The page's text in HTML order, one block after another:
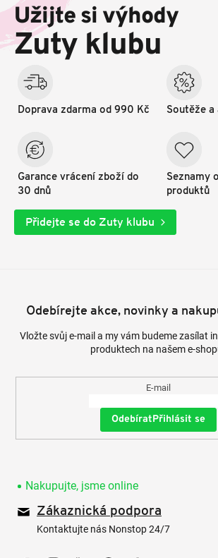
a
í
Užijte si výhody
Zuty klubu
Doprava zdarma od 990 Kč
Garance vrácení zboží do
30 dnů
Soutěže a
Seznamy
produktů
Přidejte se do Zuty klubu
Odebírejte akce, novinky a
Vložte svůj e-mail a my vám budeme zasílat
produktech na našem e-
E-mail
Přihlásit se
Nakupujte, jsme online
Zákaznická podpora
Kontaktujte nás Nonstop 24/7